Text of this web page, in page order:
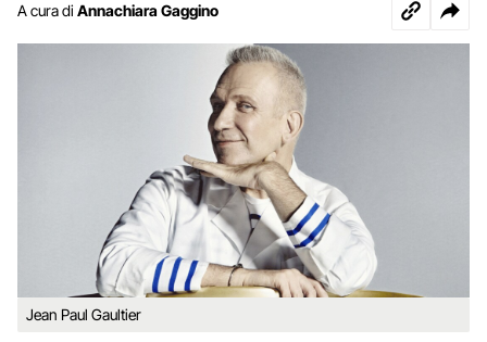
A cura di Annachiara Gaggino
Jean Paul Gaultier